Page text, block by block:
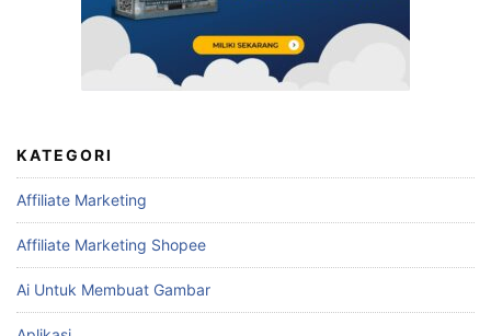
KATEGORI
Affiliate Marketing
Affiliate Marketing Shopee
Ai Untuk Membuat Gambar